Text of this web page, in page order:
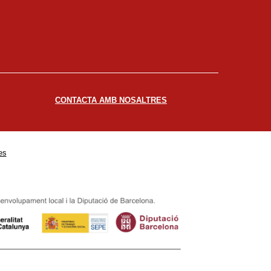
CONTACTA AMB NOSALTRES